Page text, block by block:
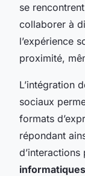
se
collaborer à
l’expérience
proximité,
L’intégration
sociaux
formats
répondant
d’interactions
informatiques